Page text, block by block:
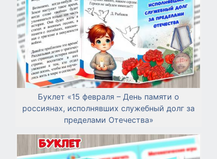
Буклет «15 февраля – День памяти о
россиянах, исполнявших служебный долг за
пределами Отечества»